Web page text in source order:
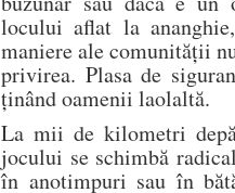
locului aflat la
maniere ale comunității
privirea. Plasa de
ținând oamenii laolaltă.
La mii de kilometri
jocului se schimbă
în anotimpuri sau în